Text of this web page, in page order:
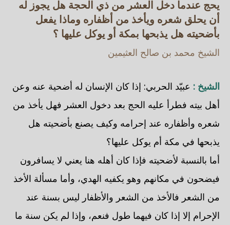
يحج عندما دخل العشر من ذي الحجة هل يجوز له
أن يحلق شعره ويأخذ من أظفاره وماذا يفعل
بأضحيته هل يذبحها بمكة أو يوكل عليها ؟
الشيخ محمد بن صالح العثيمين
الشيخ : عبيّد الحربي: إذا كان الإنسان له أضحية عنه وعن
أهل بيته فطرأ عليه الحج بعد دخول العشر فهل يأخذ من
شعره وأظفاره عند إحرامه وكيف يصنع بأضحيته هل
يذبحها في مكة أم يوكل عليها؟
أما بالنسبة لأضحيته فإذا كان أهله هنا يعني لا يسافرون
فيضحون في مكانهم وهو يكفيه الهدي، وأما مسألة الأخذ
من الشعر فالأخذ من الشعر والأظفار ليس بسنة عند
الإحرام إلا إذا كان فيهما طول فنعم، وإذا لم يكن سنة ما